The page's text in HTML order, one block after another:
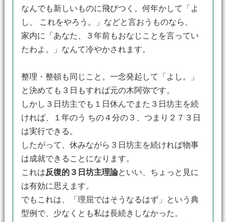
なんでも新しいものに飛びつく。何年かして「よ
し、 これをやろう。」などと言おうものなら、
家内に「あなた、３年前もおなじことを言ってい
たわよ。」なんて冷やかされます。
整理・整頓も同じこと。一念発起して「よし。」
と決めても３日もすれば元の木阿弥です。
しかし３日坊主でも１日休んでまた３日坊主を続
ければ、１年のう ちの４分の３、つまり２７３日
は実行できる。
したがって、休みながら３日坊主を続ければ物事
は成就できることになります。
これは反復的３日坊主理論といい、ちょっと見に
は有効に思えます。
でもこれは、「理屈ではそうなるはず」という典
型例で、少なくとも私は長続きしなかった。